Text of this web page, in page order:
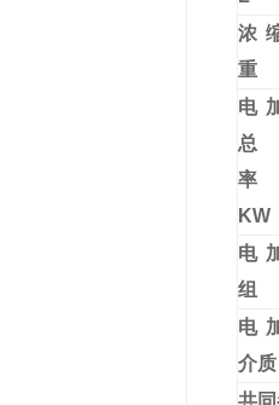
浓
电
KW
电
组
电
介质